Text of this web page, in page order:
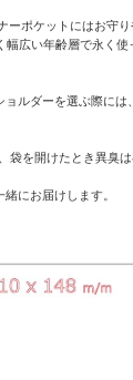
ポケットにはお守
広い年齢層で永く
ルダーを選ぶ際に
を開けたとき異臭
にお届けします。